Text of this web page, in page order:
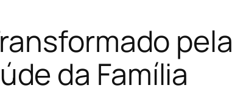
pela
da Família